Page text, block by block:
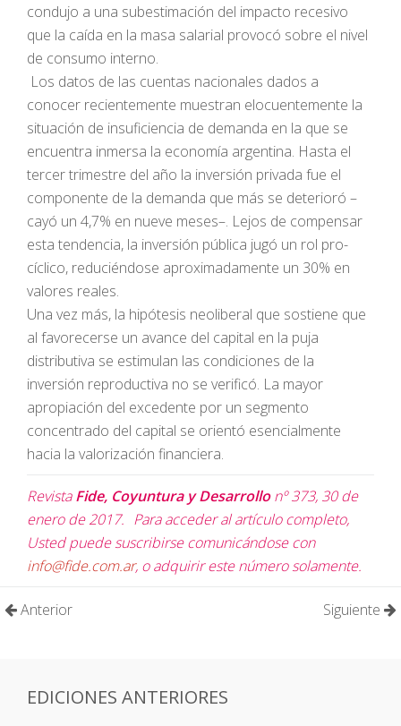
condujo a una subestimación del impacto recesivo
que la caída en la masa salarial provocó sobre el nivel
de consumo interno.
Los datos de las cuentas nacionales dados a
conocer recientemente muestran elocuentemente la
situación de insuficiencia de demanda en la que se
encuentra inmersa la economía argentina. Hasta el
tercer trimestre del año la inversión privada fue el
componente de la demanda que más se deterioró –
cayó un 4,7% en nueve meses–. Lejos de compensar
esta tendencia, la inversión pública jugó un rol pro-
cíclico, reduciéndose aproximadamente un 30% en
valores reales.
Una vez más, la hipótesis neoliberal que sostiene que
al favorecerse un avance del capital en la puja
distributiva se estimulan las condiciones de la
inversión reproductiva no se verificó. La mayor
apropiación del excedente por un segmento
concentrado del capital se orientó esencialmente
hacia la valorización financiera.
RevistaFide, Coyuntura y Desarrollonº 373, 30 de
enero de 2017. Para acceder al artículo completo,
Usted puede suscribirse comunicándose con
info@fide.com.ar, o adquirir este número solamente.
Anterior Siguiente
EDICIONES ANTERIORES